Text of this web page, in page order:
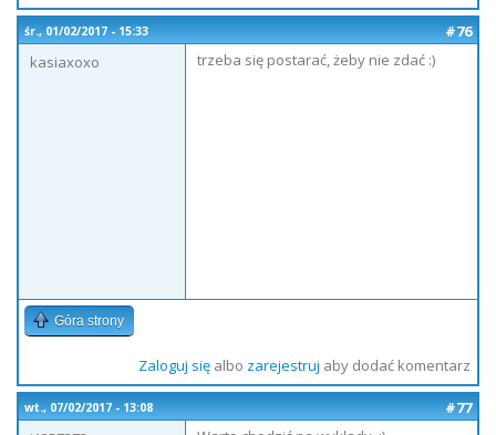
śr., 01/02/2017 - 15:33
#76
kasiaxoxo
trzeba się postarać, żeby nie zdać :)
Góra strony
Zaloguj sięalbo zarejestruj aby dodać komentarz
wt., 07/02/2017 - 13:08
#77